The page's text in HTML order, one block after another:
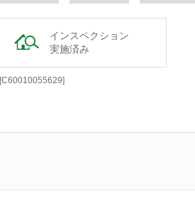
インスペクション
実施済み
[C60010055629]